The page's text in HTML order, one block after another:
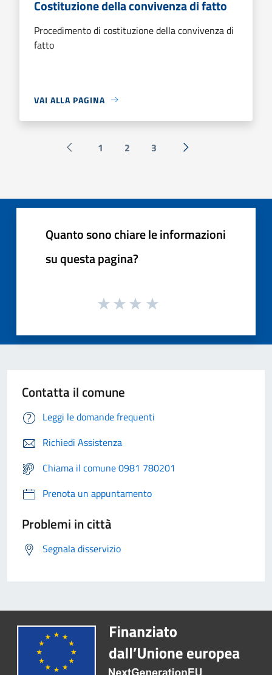
Costituzione della convivenza di fatto
Procedimento di costituzione della convivenza di
fatto
VAI ALLA PAGINA
Pagina precedente
1 2 3 Successiva »
Quanto sono chiare le informazioni
su questa pagina?
Contatta il comune
Leggi le domande frequenti
Richiedi Assistenza
Chiama il comune 0981 780201
Prenota un appuntamento
Problemi in città
Segnala disservizio